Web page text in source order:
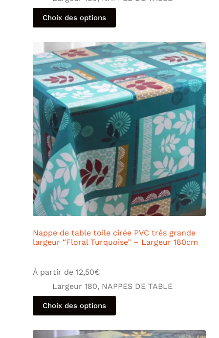
Choix des options
Nappe de table toile cirée PVC très grande
largeur “Floral Turquoise” – Largeur 180cm
À partir de 12,50€
Largeur 180, NAPPES DE TABLE
Choix des options